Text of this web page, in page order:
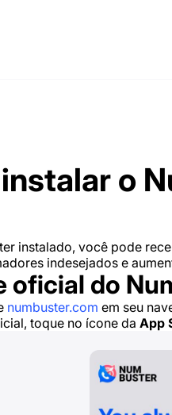
o
instalado, você pode
indesejados e
oficial do
numbuster.com em seu
toque no ícone da App